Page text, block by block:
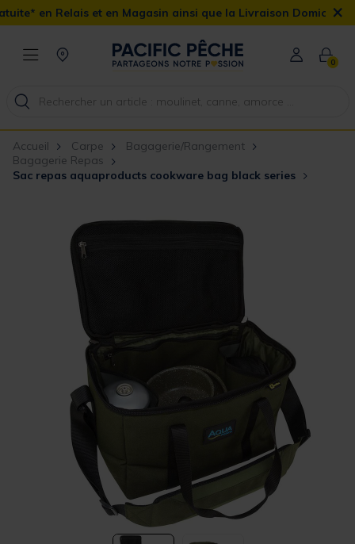
en Magasin ainsi que la Livraison Domicile offerte dès 90€×
0
Accueil Carpe
Bagagerie/Rangement
Bagagerie Repas
Sac repas aquaproducts cookware bag black series